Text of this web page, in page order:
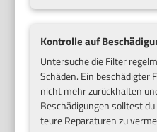
Kontrolle auf
Untersuche die Filter
Schäden. Ein beschädigter
nicht mehr zurückhalten
Beschädigungen solltest
teure Reparaturen zu